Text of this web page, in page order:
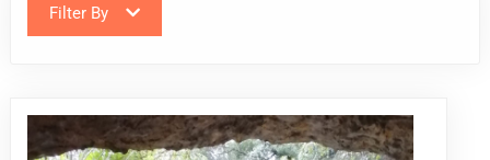
Filter By